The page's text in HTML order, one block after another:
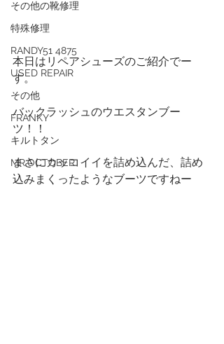
その他の靴修理
特殊修理
RANDY51 4875
USED REPAIR
その他
FRANKY
キルトタン
MR.OCTOBER
本日はリペアシューズのご紹介でー
す。
バックラッシュのウエスタンブー
ツ！！
まさにカッコイイを詰め込んだ、詰め
込みまくったようなブーツですねー